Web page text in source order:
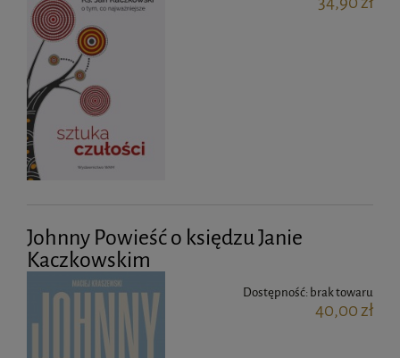
Johnny Powieść o księdzu Janie
Kaczkowskim
Dostępność: brak towaru
40,00 zł